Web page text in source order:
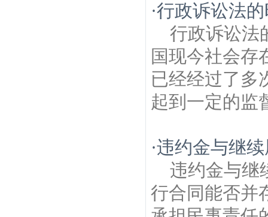
·行政诉讼法
行政诉讼法
国现今社会存
已经经过了多
起到一定的监
·违约金与继
违约金与继
行合同能否并